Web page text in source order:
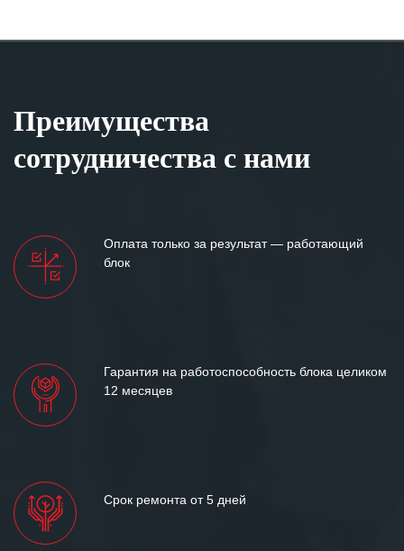
Преимущества
сотрудничества с нами
Оплата только за результат — работающий
блок
Гарантия на работоспособность блока целиком
12 месяцев
Срок ремонта от 5 дней